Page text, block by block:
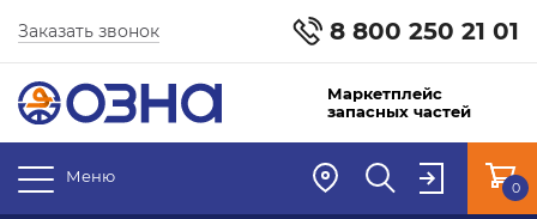
8 800 250 21 01
Заказать звонок
Маркетплейс
запасных частей
Меню
0